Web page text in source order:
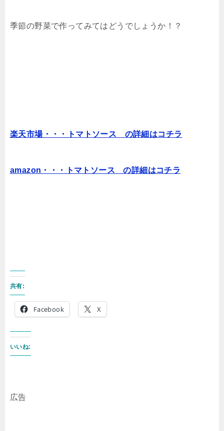
季節の野菜で作ってみてはどうでしょうか！？
楽天市場・・・トマトソース の詳細はコチラ
amazon・・・トマトソース の詳細はコチラ
共有:
Facebook X
いいね:
広告